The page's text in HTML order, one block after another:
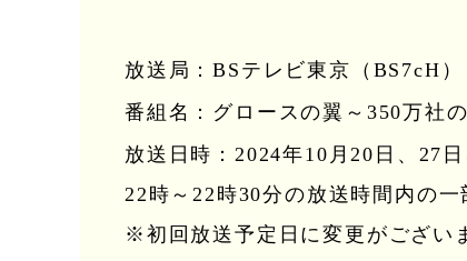
放送局：BSテレビ東京（BS7cH）
番組名： グロースの翼～350万社
放送日時： 2024年10月20日、27
22時～22時30分の放送時間内の
※初回放送予定日に変更がござい